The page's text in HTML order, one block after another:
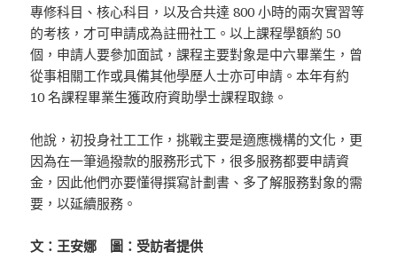
專修科目、核心科目，以及合共達 800 小時的兩次實習等
的考核，才可申請成為註冊社工。以上課程學額約 50
個，申請人要參加面試，課程主要對象是中六畢業生，曾
從事相關工作或具備其他學歷人士亦可申請。本年有約
10 名課程畢業生獲政府資助學士課程取錄。
他說，初投身社工工作，挑戰主要是適應機構的文化，更
因為在一筆過撥款的服務形式下，很多服務都要申請資
金，因此他們亦要懂得撰寫計劃書、多了解服務對象的需
要，以延續服務。
文：王安娜 圖：受訪者提供